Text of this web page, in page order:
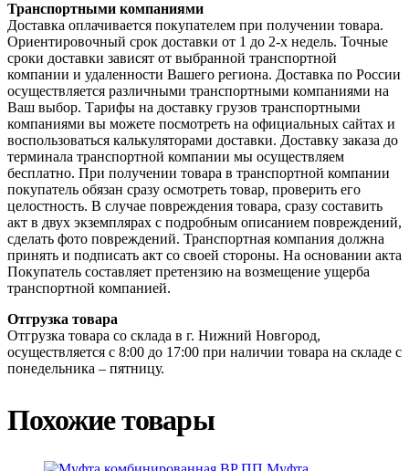
Транспортными компаниями
Доставка оплачивается покупателем при получении товара.
Ориентировочный срок доставки от 1 до 2-х недель. Точные
сроки доставки зависят от выбранной транспортной
компании и удаленности Вашего региона. Доставка по России
осуществляется различными транспортными компаниями на
Ваш выбор. Тарифы на доставку грузов транспортными
компаниями вы можете посмотреть на официальных сайтах и
воспользоваться калькуляторами доставки. Доставку заказа до
терминала транспортной компании мы осуществляем
бесплатно. При получении товара в транспортной компании
покупатель обязан сразу осмотреть товар, проверить его
целостность. В случае повреждения товара, сразу составить
акт в двух экземплярах с подробным описанием повреждений,
сделать фото повреждений. Транспортная компания должна
принять и подписать акт со своей стороны. На основании акта
Покупатель составляет претензию на возмещение ущерба
транспортной компанией.
Отгрузка товара
Отгрузка товара со склада в г. Нижний Новгород,
осуществляется с 8:00 до 17:00 при наличии товара на складе с
понедельника – пятницу.
Похожие товары